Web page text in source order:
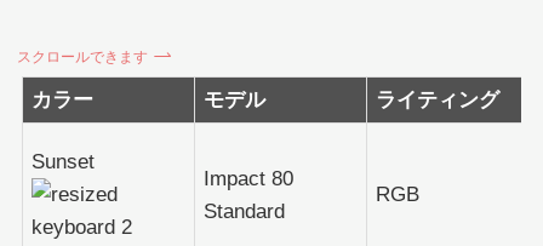
スクロールできます
カラー モデル ライティング
Sunset
Impact 80
Standard
RGB